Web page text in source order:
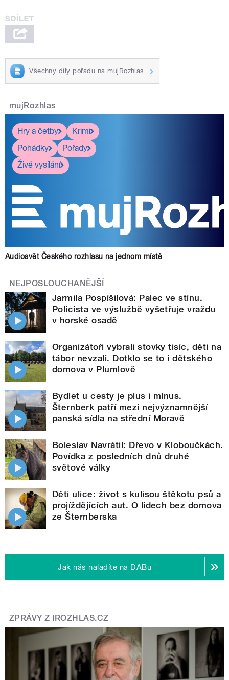
Všechny díly pořadu na mujRozhlas
mujRozhlas
Hry a četby
Krimi
Pohádky
Pořady
Živé vysílání
Audiosvět Českého rozhlasu na jednom místě
NEJPOSLOUCHANĚJŠÍ
Jarmila Pospíšilová: Palec ve stínu.
Policista ve výslužbě vyšetřuje vraždu
v horské osadě
Organizátoři vybrali stovky tisíc, děti na
tábor nevzali. Dotklo se to i dětského
domova v Plumlově
Bydlet u cesty je plus i mínus.
Šternberk patří mezi nejvýznamnější
panská sídla na střední Moravě
Boleslav Navrátil: Dřevo v Kloboučkách.
Povídka z posledních dnů druhé
světové války
Děti ulice: život s kulisou štěkotu psů a
projíždějících aut. O lidech bez domova
ze Šternberska
Jak nás naladíte na DABu
ZPRÁVY Z IROZHLAS.CZ